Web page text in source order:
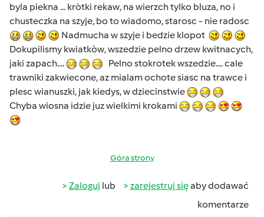
byla piekna ... kròtki rekaw, na wierzch tylko bluza, no i
chusteczka na szyje, bo to wiadomo, starosc - nie radosc
Nadmucha w szyje i bedzie klopot
Dokupilismy kwiatkòw, wszedzie pelno drzew kwitnacych,
jaki zapach....
Pelno stokrotek wszedzie.... cale
trawniki zakwiecone, az mialam ochote siasc na trawce i
plesc wianuszki, jak kiedys, w dziecinstwie
Chyba wiosna idzie juz wielkimi krokami
Góra strony
Zaloguj lub zarejestruj sięaby dodawać
komentarze